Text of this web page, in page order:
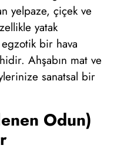
yelpaze, çiçek ve
yatak
bir hava
Ahşabın mat ve
sanatsal bir
Odun)